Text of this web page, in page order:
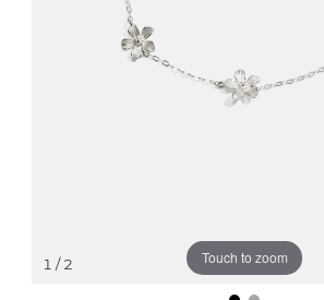
Touch to zoom
1 / 2